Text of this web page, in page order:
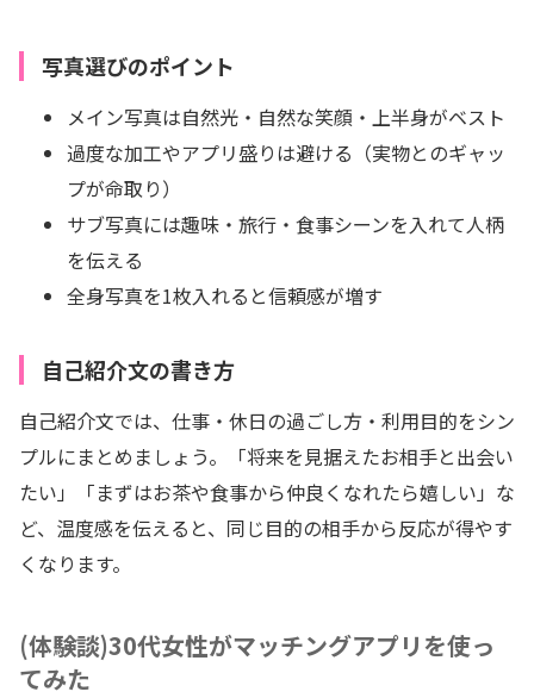
写真選びのポイント
メイン写真は自然光・自然な笑顔・上半身がベスト
過度な加工やアプリ盛りは避ける（実物とのギャッ
プが命取り）
サブ写真には趣味・旅行・食事シーンを入れて人柄
を伝える
全身写真を1枚入れると信頼感が増す
自己紹介文の書き方
自己紹介文では、仕事・休日の過ごし方・利用目的をシン
プルにまとめましょう。「将来を見据えたお相手と出会い
たい」「まずはお茶や食事から仲良くなれたら嬉しい」な
ど、温度感を伝えると、同じ目的の相手から反応が得やす
くなります。
(体験談)30代女性がマッチングアプリを使っ
てみた